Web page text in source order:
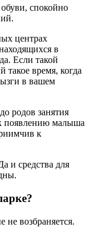
обуви, спокойно
центрах
в
Если такой
такое время, когда
в вашем
родов занятия
появлению малыша
к
и средства для
не возбраняется.